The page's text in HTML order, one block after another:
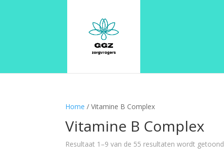
Home / Vitamine B Complex
Vitamine B Complex
Resultaat 1–9 van de 55 resultaten wordt getoond